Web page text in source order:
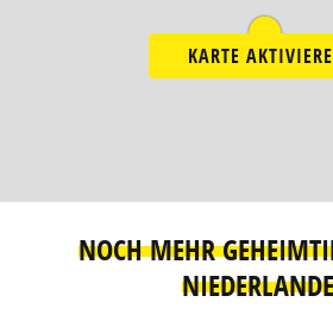
KARTE
NOCH MEHR